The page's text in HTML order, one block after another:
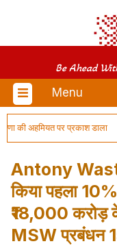
Be Ahead
Menu
की अहमियत पर प्रकाश डाला
Antony
किया पहला
₹18,000 करोड़
MSW प्रबंधन